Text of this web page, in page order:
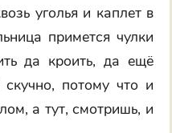
уголья и каплет в
примется чулки
да кроить, да ещё
потому что и
а тут, смотришь, и